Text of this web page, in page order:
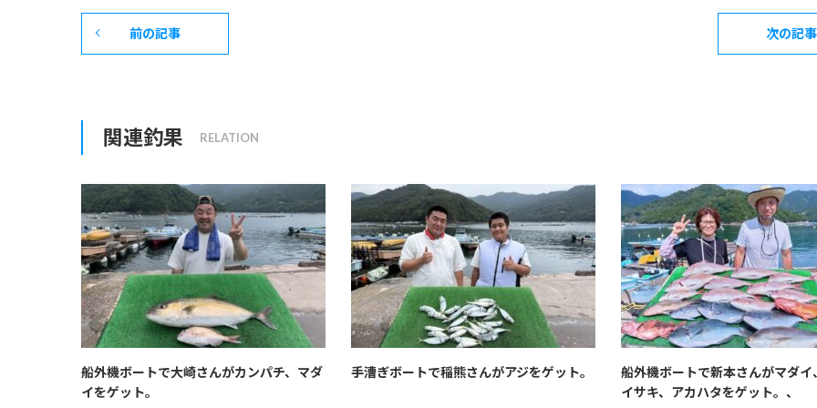
前の記事 次の記事
関連釣果
船外機ボートで大崎さんがカンパチ、マダ
イをゲット。
手漕ぎボートで稲熊さんがアジをゲット。
船外機ボートで新本さんがマダイ
イサキ、アカハタをゲット。、